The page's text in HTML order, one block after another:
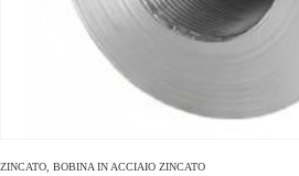
ZINCATO BOBINA IN ACCIAIO ZINCATO